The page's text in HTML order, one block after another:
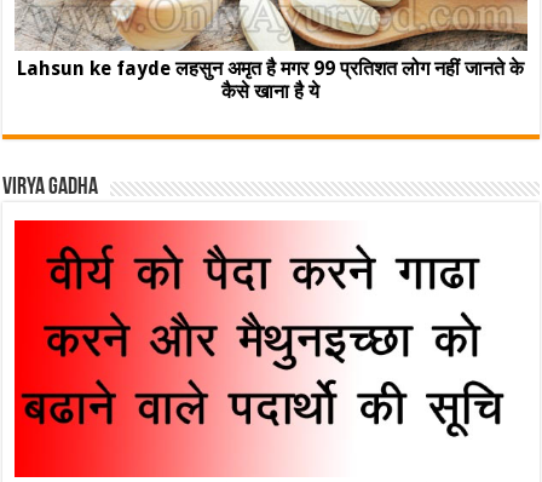
Lahsun ke fayde लहसुन अमृत है मगर 99 प्रतिशत लोग नहीं जानते के
कैसे खाना है ये
Virya Gadha